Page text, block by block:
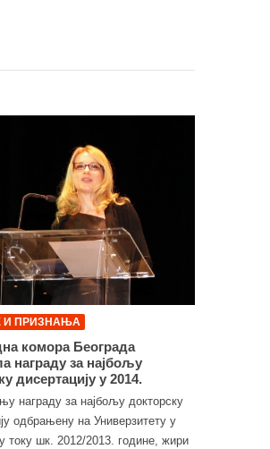
И ПРИЗНАЊА
комора Београда
награду за најбољу
дисертацију у 2014.
награду за најбољу докторску
одбрањену на Универзитету у
току шк. 2012/2013. године, жири